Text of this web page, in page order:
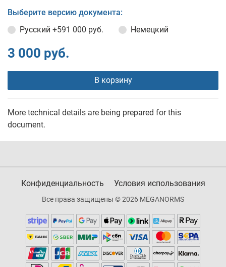
Выберите версию документа:
Русский +591 000 руб. Немецкий
3 000 руб.
В корзину
More technical details are being prepared for this
document.
Конфиденциальность Условия использования
Все права защищены © 2026 MEGANORMS